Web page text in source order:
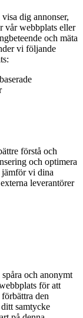
dig annonser,
vår webbplats eller
och mäta
vi följande
förstå och
och optimera
jämför vi dina
leverantörer
och anonymt
för att
den
samtycke